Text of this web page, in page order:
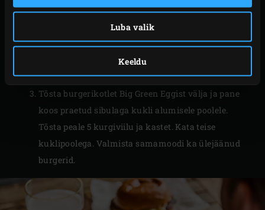
Luba valik
Keeldu
pipart. Sulgekamadokuppel ja prae kotletti umbes
2 minutit, kuni see on kenasti pruunikas. Pööra siis
pannilabidaga ümber, pane kotletile viil Cheddari
juustu ja prae 1 minut, kuni juust on kenasti
sulanud.
Tõsta burgerikotlet Big Green Eggist välja ja pane
koos praetud sibulaga kukli alumisele poolele.
Tõsta peale 5 kurgiviilu ja kastet. Kata teise
kuklipoolega. Valmista samamoodi ka ülejäänud
burgerid.